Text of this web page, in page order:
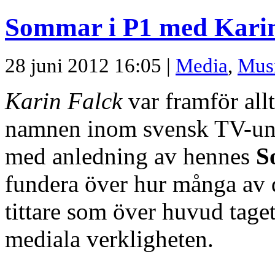
Sommar i P1 med
28 juni 2012 16:05 | Media,
Karin Falckvar framför allt
namnen inom svensk TV-
med anledning av hennes
fundera över hur många
tittare som över huvud
mediala verkligheten.